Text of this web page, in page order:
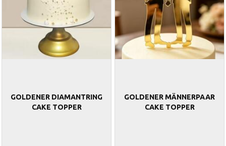
GOLDENER DIAMANTRING
CAKE TOPPER
GOLDENER MÄNNERPAAR
CAKE TOPPER